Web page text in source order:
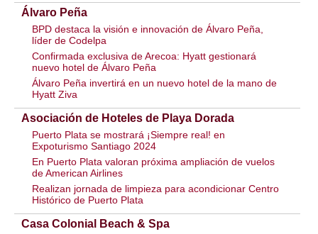
Álvaro Peña
BPD destaca la visión e innovación de Álvaro Peña,
líder de Codelpa
Confirmada exclusiva de Arecoa: Hyatt gestionará
nuevo hotel de Álvaro Peña
Álvaro Peña invertirá en un nuevo hotel de la mano de
Hyatt Ziva
Asociación de Hoteles de Playa Dorada
Puerto Plata se mostrará ¡Siempre real! en
Expoturismo Santiago 2024
En Puerto Plata valoran próxima ampliación de vuelos
de American Airlines
Realizan jornada de limpieza para acondicionar Centro
Histórico de Puerto Plata
Casa Colonial Beach & Spa